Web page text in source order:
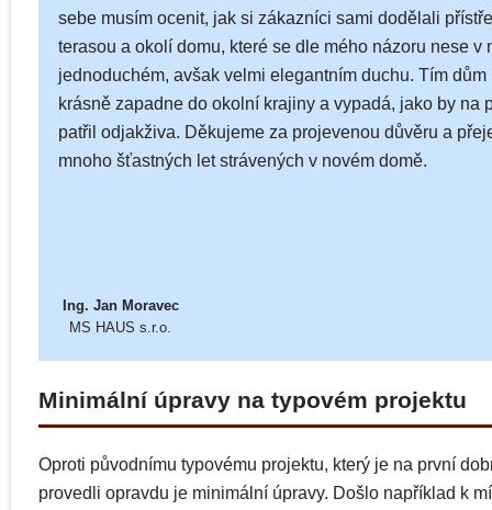
sebe musím ocenit, jak si zákazníci sami dodělali
terasou a okolí domu, které se dle mého názoru nese v
jednoduchém, avšak velmi elegantním duchu. Tím dům
krásně zapadne do okolní krajiny a vypadá, jako by na
patřil odjakživa. Děkujeme za projevenou důvěru a
mnoho šťastných let strávených v novém domě.
Ing. Jan Moravec
MS HAUS s.r.o.
Minimální úpravy na typovém projektu
Oproti původnímu typovému projektu, který je na první
provedli opravdu je minimální úpravy. Došlo například k